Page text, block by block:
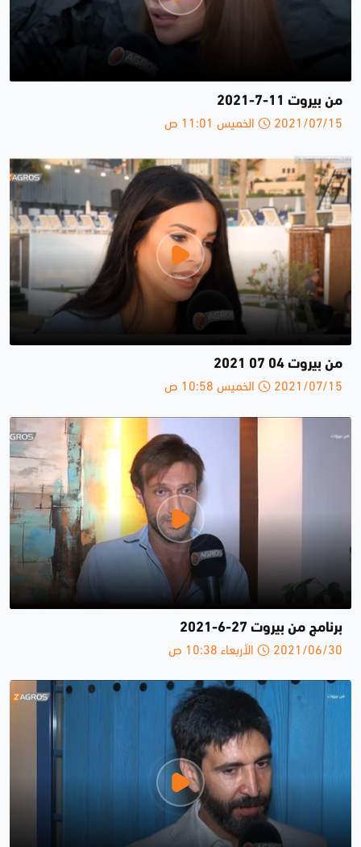
من بيروت 11-7-2021
2021/07/15 الخميس 11:01 ص
من بيروت 04 07 2021
2021/07/15 الخميس 10:58 ص
برنامج من بيروت 27-6-2021
2021/06/30 الأربعاء 10:38 ص